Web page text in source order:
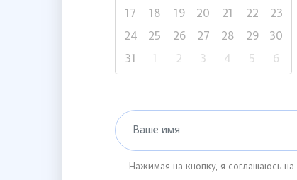
17
18 19 20 21 22
23
24
25 26 27 28 29
30
31
1 2 3 4 5 6
Ваше имя
Нажимая на кнопку, я соглашаюсь на